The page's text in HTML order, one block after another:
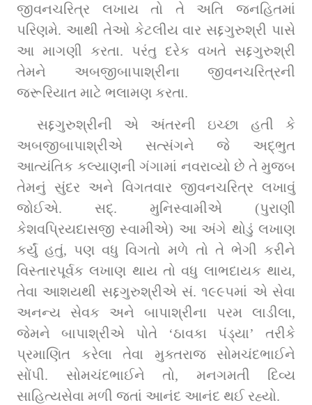
જીવનચરિત્ર લખાય તો તે અતિ જનહિતમાં
પરિણમે. આથી તેઓ કેટલીય વાર સદ્દગુરુશ્રી પાસે
આ માગણી કરતા. પરંતુ દરેક વખતે સદ્દગુરુશ્રી
તેમને અબજીબાપાશ્રીના જીવનચરિત્રની
જરૂરિયાત માટે ભલામણ કરતા.
સદ્દગુરુશ્રીની એ અંતરની ઇચ્છા હતી કે
અબજીબાપાશ્રીએ સત્સંગને જે અદ્ભુત
આત્યંતિક કલ્યાણની ગંગામાં નવરાવ્યો છે તે મુજબ
તેમનું સુંદર અને વિગતવાર જીવનચરિત્ર લખાવું
જોઈએ. સદ્. મુનિસ્વામીએ (પુરાણી
કેશવપ્રિયદાસજી સ્વામીએ) આ અંગે થોડું લખાણ
કર્યું હતું, પણ વધુ વિગતો મળે તો તે ભેગી કરીને
વિસ્તારપૂર્વક લખાણ થાય તો વધુ લાભદાયક થાય,
તેવા આશયથી સદ્દગુરુશ્રીએ સં. ૧૯૯૫માં એ સેવા
અનન્ય સેવક અને બાપાશ્રીના પરમ લાડીલા,
જેમને બાપાશ્રીએ પોતે ‘ઠાવકા પંડ્યા’ તરીકે
પ્રમાણિત કરેલા તેવા મુક્તરાજ સોમચંદભાઈને
સોંપી. સોમચંદભાઈને તો, મનગમતી દિવ્ય
સાહિત્યસેવા મળી જતાં આનંદ આનંદ થઈ રહ્યો.